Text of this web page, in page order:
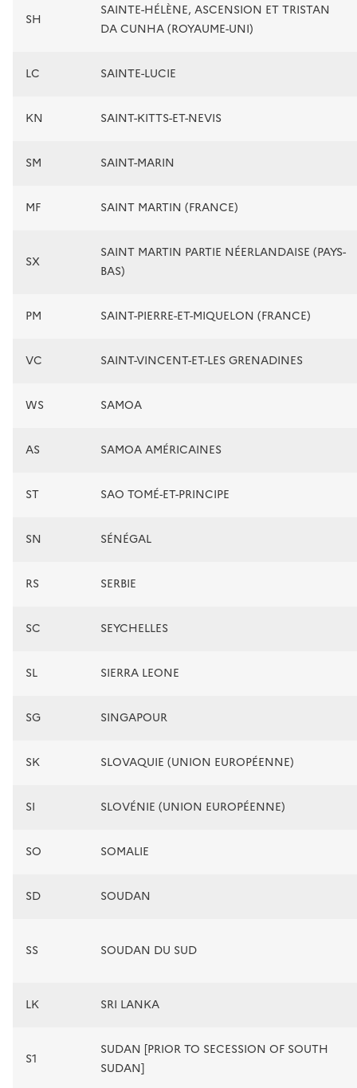
SH
SAINTE-HÉLÈNE, ASCENSION ET TRISTAN
DA CUNHA (ROYAUME-UNI)
LC SAINTE-LUCIE
KN SAINT-KITTS-ET-NEVIS
SM SAINT-MARIN
MF SAINT MARTIN (FRANCE)
SX
SAINT MARTIN PARTIE NÉERLANDAISE (PAYS-
BAS)
PM SAINT-PIERRE-ET-MIQUELON (FRANCE)
VC SAINT-VINCENT-ET-LES GRENADINES
WS SAMOA
AS SAMOA AMÉRICAINES
ST SAO TOMÉ-ET-PRINCIPE
SN SÉNÉGAL
RS SERBIE
SC SEYCHELLES
SL SIERRA LEONE
SG SINGAPOUR
SK SLOVAQUIE (UNION EUROPÉENNE)
SI SLOVÉNIE (UNION EUROPÉENNE)
SO SOMALIE
SD SOUDAN
SS SOUDAN DU SUD
LK SRI LANKA
S1
SUDAN [PRIOR TO SECESSION OF SOUTH
SUDAN]